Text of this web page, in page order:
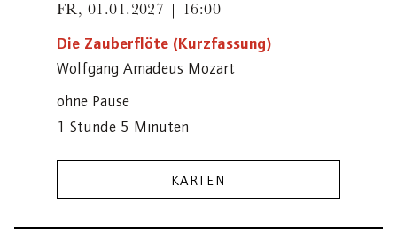
FR, 01.01.2027 | 16:00
Die Zauberflöte (Kurzfassung)
Wolfgang Amadeus Mozart
ohne Pause
1 Stunde 5 Minuten
KARTEN